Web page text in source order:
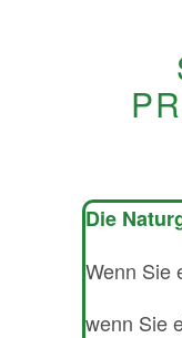
Die
Wenn Sie
wenn Sie